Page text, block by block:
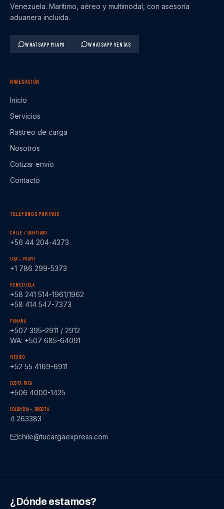
Venezuela. Marítimo, aéreo y multimodal, con asesoría
aduanera incluida.
WHATSAPP MIAMI WHATSAPP VENTAS
NAVEGACIÓN
Inicio
Servicios
Rastreo de carga
Nosotros
Cotizar envío
Contacto
TELÉFONOS POR PAÍS
CHILE / SANTIAGO
+56 44 204-4373
USA – MIAMI
+1 786 299-5373
VENEZUELA
+58 241 514-1961/1962
+58 414 547-7373
PANAMÁ
+507 395-2911 / 2912
WA: +507 685-64091
MÉXICO
+52 55 4169-6911
COSTA RICA
+506 4000-1425
COLOMBIA – BOGOTÁ
4 263383
chile@tucargaexpress.com
¿Dónde estamos?